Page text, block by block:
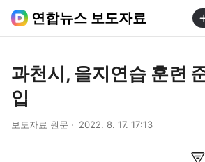
연합뉴스 보도자료
과천시, 을지연습 훈련
입
보도자료 원문 2022. 8. 17. 17:13